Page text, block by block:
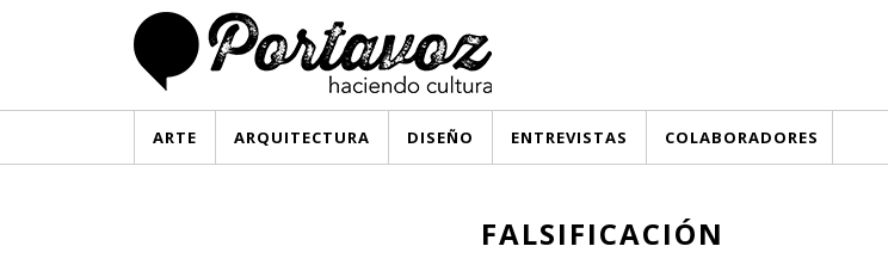
ARTE ARQUITECTURA DISEÑO ENTREVISTAS COLABORADORES
FALSIFICACIÓN